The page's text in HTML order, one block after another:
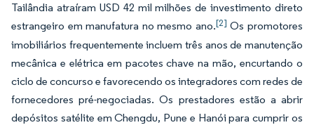
Tailândia atraíram USD 42 mil milhões de investimento direto
estrangeiro em manufatura no mesmo ano.[2] Os promotores
imobiliários frequentemente incluem três anos de manutenção
mecânica e elétrica em pacotes chave na mão, encurtando o
ciclo de concurso e favorecendo os integradores com redes de
fornecedores pré-negociadas. Os prestadores estão a abrir
depósitos satélite em Chengdu, Pune e Hanói para cumprir os